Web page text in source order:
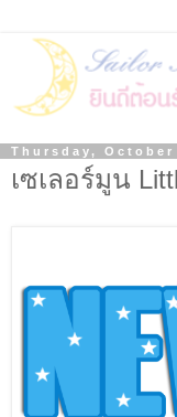
Thursday, October
เซเลอร์มูน